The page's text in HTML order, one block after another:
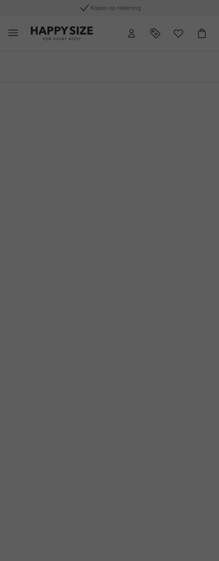
Gratis retourneren